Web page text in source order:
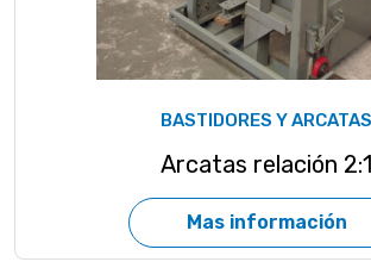
BASTIDORES Y ARCATAS
Arcatas relación 2:1
Mas información